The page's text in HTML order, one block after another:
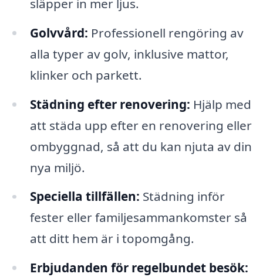
släpper in mer ljus.
Golvvård: Professionell rengöring av
alla typer av golv, inklusive mattor,
klinker och parkett.
Städning efter renovering: Hjälp med
att städa upp efter en renovering eller
ombyggnad, så att du kan njuta av din
nya miljö.
Speciella tillfällen: Städning inför
fester eller familjesammankomster så
att ditt hem är i topomgång.
Erbjudanden för regelbundet besök: